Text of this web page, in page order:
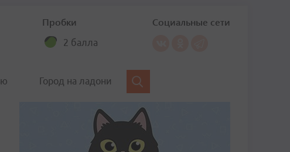
Пробки
2 балла
Социальные сети
Город на ладони